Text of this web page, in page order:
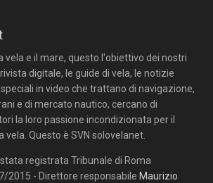
vela e il mare, questo l'obiettivo dei nostri
digitale, le guide di vela, le notizie
in video che trattano di navigazione,
e di mercato nautico, cercano di
la loro passione incondizionata per il
vela. Questo è SVN solovelanet.
registrata Tribunale di Roma
2015 - Direttore responsabile Maurizio